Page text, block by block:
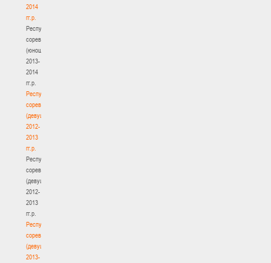
2014
гг.р.
Республиканские
соревнования
(юноши)
2013-
2014
гг.р.
Республиканские
соревнования
(девушки)
2012-
2013
гг.р.
Республиканские
соревнования
(девушки)
2012-
2013
гг.р.
Республиканские
соревнования
(девушки)
2013-